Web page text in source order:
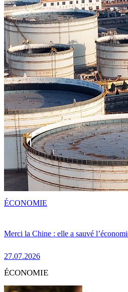
Merci la Chine : elle a sauvé
27.07.2026
ÉCONOMIE
ÉCONOMIE